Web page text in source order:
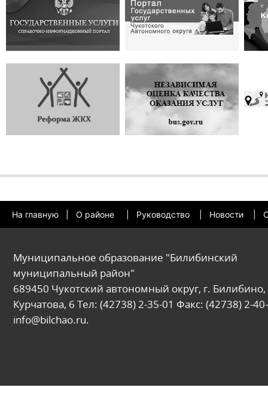
На главную О районе Руководство Новости
Муниципальное образование "Билибинский
муниципальный район"
689450 Чукотский автономный округ, г. Билибино,
Курчатова, 6 Тел: (42738) 2-35-01 Факс: (42738) 2-
info@bilchao.ru.